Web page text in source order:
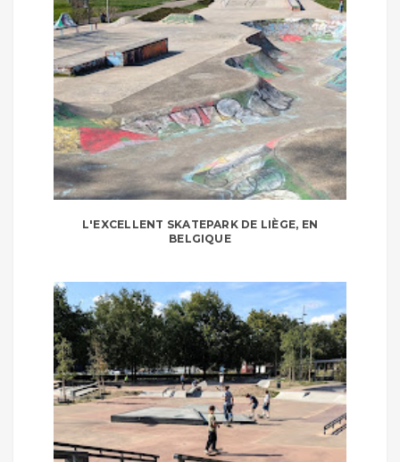
L'EXCELLENT SKATEPARK DE LIÈGE, EN
BELGIQUE